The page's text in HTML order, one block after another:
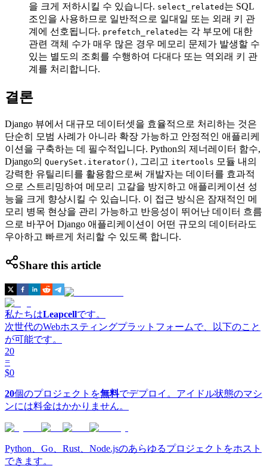
을 크게 저하시킬 수 있습니다. select_related 는 SQL
조인을 사용하므로 일반적으로 일대일 또는 외래 키 관
계에 선호됩니다. prefetch_related 는 각 부모에 대한
관련 객체 수가 매우 많은 경우 메모리 문제가 발생할 수
있는 별도의 조회를 수행하여 다대다 또는 역외래 키 관
계를 처리합니다.
결론
Django 뷰에서 대규모 데이터셋을 효율적으로 처리하는 것은
단순히 모범 사례가 아니라 확장 가능하고 안정적인 애플리케
이션을 구축하는 데 필수적입니다. Python의 제너레이터 함수,
Django의 QuerySet.iterator() , 그리고 itertools 모듈 내의
강력한 유틸리티를 활용함으로써 개발자는 데이터를 효과적
으로 스트리밍하여 메모리 고갈을 방지하고 애플리케이션 성
능을 크게 향상시킬 수 있습니다. 이 접근 방식은 잠재적인 메
모리 병목 현상을 관리 가능하고 반응성이 뛰어난 데이터 흐름
으로 바꾸어 Django 애플리케이션이 어떤 규모의 데이터라도
우아하고 빠르게 처리할 수 있도록 합니다.
Share this article
私たちはLeapcellです。
次世代のWebホスティングプラットフォームで、以下のこと
が可能です。
20
=
$0
20個のプロジェクトを無料でデプロイ。アイドル状態のマシ
ンには料金はかかりません。
Python、Go、Rust、Node.jsのあらゆるプロジェクトをホスト
できます。